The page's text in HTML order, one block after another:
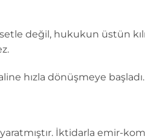
değil, hukukun üstün
hızla dönüşmeye başladı.
İktidarla emir-